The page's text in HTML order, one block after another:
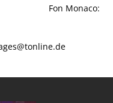
68 Fon Monaco: